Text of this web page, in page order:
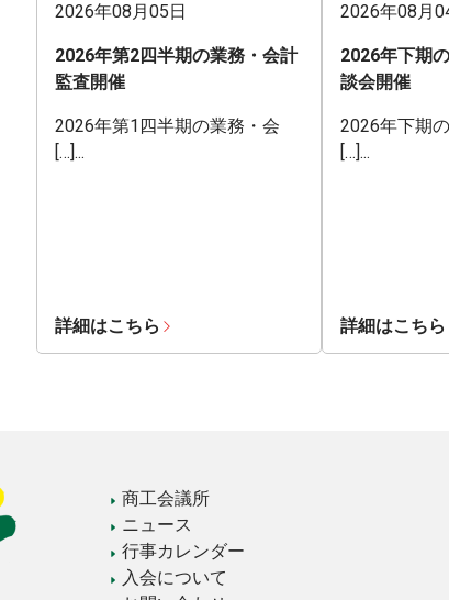
2026年08月05日
2026年第2四半期の業務・会計
監査開催
2026年第1四半期の業務・会
[…]...
詳細はこちら
2026年08月
2026年下期
談会開催
2026年下期
[…]...
詳細はこちら
商工会議所
ニュース
行事カレンダー
入会について